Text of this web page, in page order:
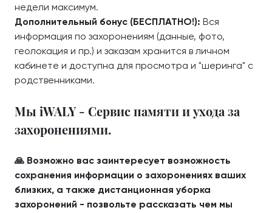
недели максимум.
Дополнительный бонус (БЕСПЛАТНО!): Вся
информация по захоронениям (данные, фото,
геолокация и пр.) и заказам хранится в личном
кабинете и доступна для просмотра и "шеринга" с
родственниками.
Мы iWALY - Сервис памяти и ухода за
захоронениями.
🙏 Возможно вас заинтересует возможность
сохранения информации о захоронениях ваших
близких, а также дистанционная уборка
захоронений - позвольте рассказать чем мы